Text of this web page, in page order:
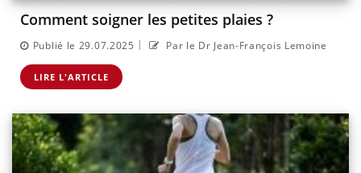
Comment soigner les petites plaies ?
Publié le 29.07.2025 | Par le Dr Jean-François Lemoine
LIRE L'ARTICLE